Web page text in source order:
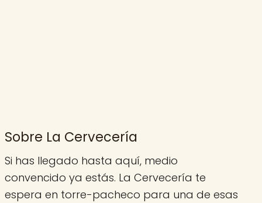
Sobre La Cervecería
Si has llegado hasta aquí, medio
convencido ya estás. La Cervecería te
espera en torre-pacheco para una de esas